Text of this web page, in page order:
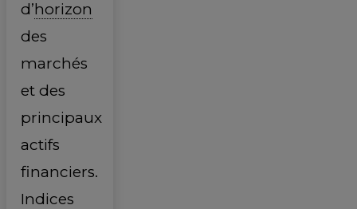
d’horizon
des
marchés
et des
principaux
actifs
financiers.
Indices